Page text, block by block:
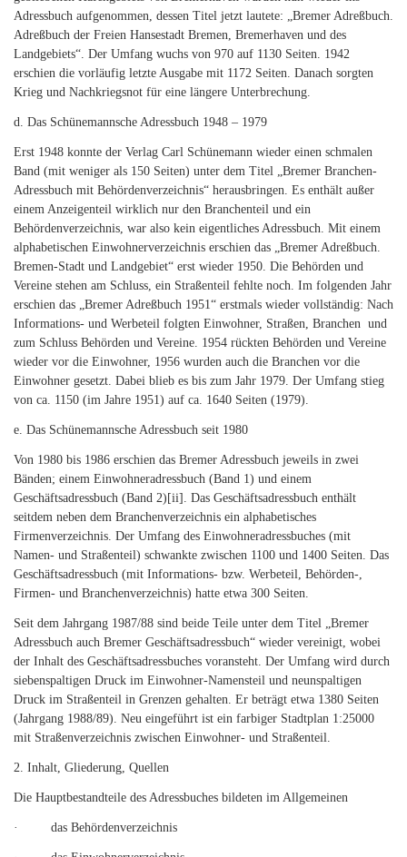
Adressbuch aufgenommen, dessen Titel jetzt lautete: „Bremer Adreßbuch.
Adreßbuch der Freien Hansestadt Bremen, Bremerhaven und des
Landgebiets“. Der Umfang wuchs von 970 auf 1130 Seiten. 1942
erschien die vorläufig letzte Ausgabe mit 1172 Seiten. Danach sorgten
Krieg und Nachkriegsnot für eine längere Unterbrechung.
d. Das Schünemannsche Adressbuch 1948 – 1979
Erst 1948 konnte der Verlag Carl Schünemann wieder einen schmalen
Band (mit weniger als 150 Seiten) unter dem Titel „Bremer Branchen-
Adressbuch mit Behördenverzeichnis“ herausbringen. Es enthält außer
einem Anzeigenteil wirklich nur den Branchenteil und ein
Behördenverzeichnis, war also kein eigentliches Adressbuch. Mit einem
alphabetischen Einwohnerverzeichnis erschien das „Bremer Adreßbuch.
Bremen-Stadt und Landgebiet“ erst wieder 1950. Die Behörden und
Vereine stehen am Schluss, ein Straßenteil fehlte noch. Im folgenden Jahr
erschien das „Bremer Adreßbuch 1951“ erstmals wieder vollständig: Nach
Informations- und Werbeteil folgten Einwohner, Straßen, Branchen und
zum Schluss Behörden und Vereine. 1954 rückten Behörden und Vereine
wieder vor die Einwohner, 1956 wurden auch die Branchen vor die
Einwohner gesetzt. Dabei blieb es bis zum Jahr 1979. Der Umfang stieg
von ca. 1150 (im Jahre 1951) auf ca. 1640 Seiten (1979).
e. Das Schünemannsche Adressbuch seit 1980
Von 1980 bis 1986 erschien das Bremer Adressbuch jeweils in zwei
Bänden; einem Einwohneradressbuch (Band 1) und einem
Geschäftsadressbuch (Band 2) [ii] . Das Geschäftsadressbuch enthält
seitdem neben dem Branchenverzeichnis ein alphabetisches
Firmenverzeichnis. Der Umfang des Einwohneradressbuches (mit
Namen- und Straßenteil) schwankte zwischen 1100 und 1400 Seiten. Das
Geschäftsadressbuch (mit Informations- bzw. Werbeteil, Behörden-,
Firmen- und Branchenverzeichnis) hatte etwa 300 Seiten.
Seit dem Jahrgang 1987/88 sind beide Teile unter dem Titel „Bremer
Adressbuch auch Bremer Geschäftsadressbuch“ wieder vereinigt, wobei
der Inhalt des Geschäftsadressbuches voransteht. Der Umfang wird durch
siebenspaltigen Druck im Einwohner-Namensteil und neunspaltigen
Druck im Straßenteil in Grenzen gehalten. Er beträgt etwa 1380 Seiten
(Jahrgang 1988/89). Neu eingeführt ist ein farbiger Stadtplan 1:25000
mit Straßenverzeichnis zwischen Einwohner- und Straßenteil.
2. Inhalt, Gliederung, Quellen
Die Hauptbestandteile des Adressbuches bildeten im Allgemeinen
· das Behördenverzeichnis